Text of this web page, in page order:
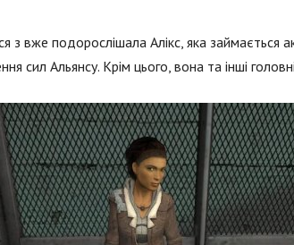
вже подорослішала Алікс, яка займається
сил Альянсу. Крім цього, вона та інші